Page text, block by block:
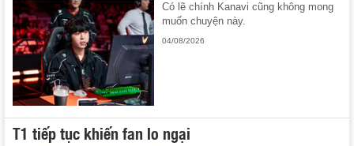
Có lẽ chính Kanavi cũng không mong
muốn chuyện này.
04/08/2026
T1 tiếp tục khiến fan lo ngại